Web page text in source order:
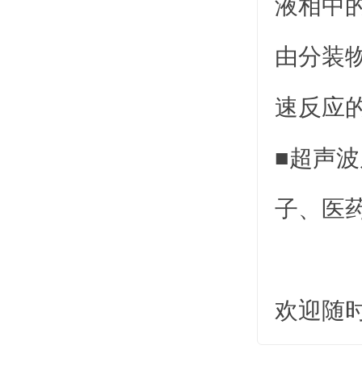
液相中
由分装
速反应
■超声
子、医
欢迎随